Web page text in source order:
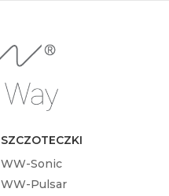
SZCZOTECZKI
WW-Sonic
WW-Pulsar